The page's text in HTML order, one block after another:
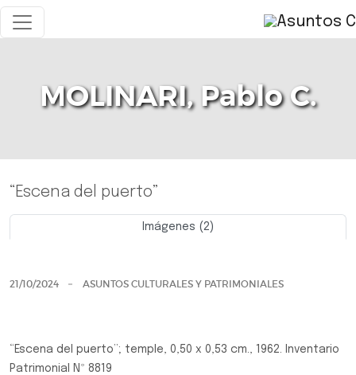
MOLINARI, Pablo C.
“Escena del puerto”
Imágenes (2)
21/10/2024 ASUNTOS CULTURALES Y PATRIMONIALES
“Escena del puerto”; temple, 0,50 x 0,53 cm., 1962. Inventario
Patrimonial Nº 8819